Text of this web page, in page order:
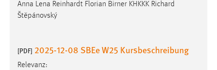
Anna Lena Reinhardt Florian Birner KHKKK Richard
Štěpánovský
[PDF] 2025-12-08 SBEe W25 Kursbeschreibung
Relevanz: